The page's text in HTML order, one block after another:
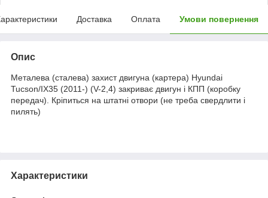
Доставка Оплата Умови повернення
Опис
Металева (сталева) захист двигуна (картера) Hyundai
Tucson/IX35 (2011-) (V-2,4) закриває двигун і КПП (коробку
передач). Кріпиться на штатні отвори (не треба свердлити і
пилять)
Характеристики